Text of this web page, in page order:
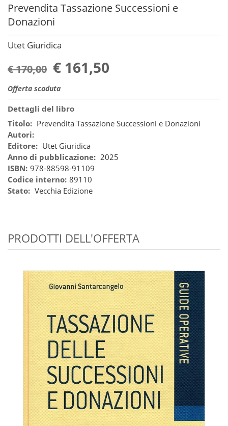
Prevendita Tassazione Successioni e
Donazioni
Utet Giuridica
€ 170,00 € 161,50
Offerta scaduta
Dettagli del libro
Titolo: Prevendita Tassazione Successioni e Donazioni
Autori:
Editore: Utet Giuridica
Anno di pubblicazione: 2025
ISBN: 978-88598-91109
Codice interno: 89110
Stato: Vecchia Edizione
PRODOTTI DELL'OFFERTA